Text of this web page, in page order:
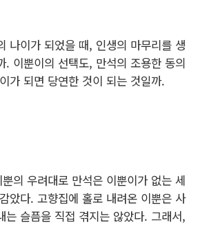
나이가 되었을 때, 인생의 마무리를 생
. 이뿐이의 선택도, 만석의 조용한 동의
가 되면 당연한 것이 되는 것일까.
의 우려대로 만석은 이뿐이가 없는 세
았다. 고향집에 홀로 내려온 이뿐은 사
는 슬픔을 직접 겪지는 않았다. 그래서,